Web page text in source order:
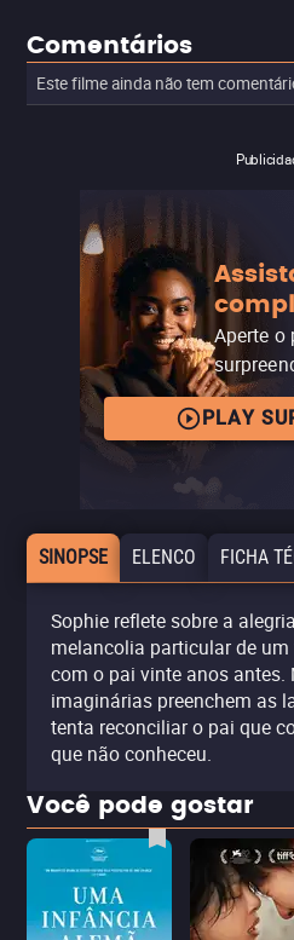
Comentários
Este filme ainda não tem
Aperte o
PLAY
SINOPSE ELENCO FICHA
Sophie reflete sobre a
melancolia particular de
com o pai vinte anos antes.
imaginárias preenchem as
tenta reconciliar o pai que
que não conheceu.
Você pode gostar